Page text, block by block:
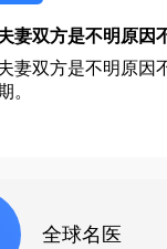
妻双方是不明原因
。
全球名医